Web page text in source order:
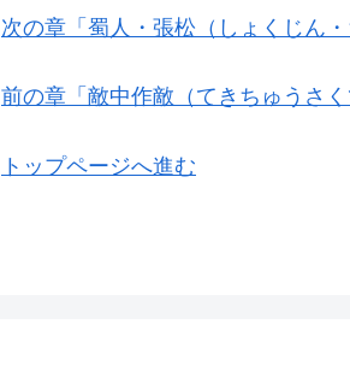
次の章「蜀人・張松（しょくじん
前の章「敵中作敵（てきちゅうさ
トップページへ進む